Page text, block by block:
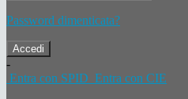
Password dimenticata?
-
Entra con SPID Entra con CIE